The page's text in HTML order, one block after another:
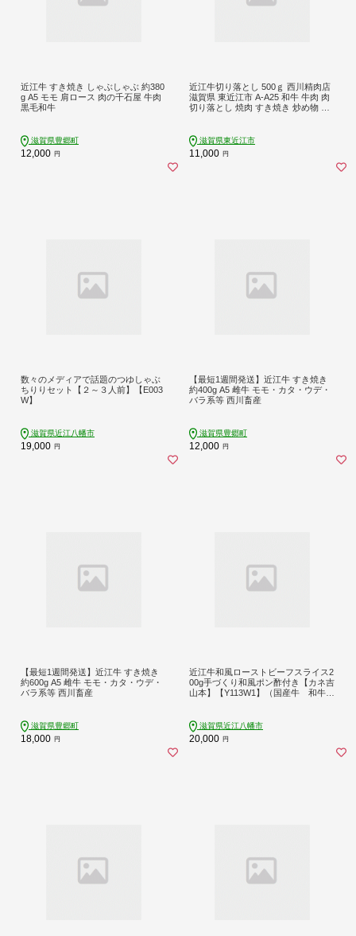
近江牛 すき焼き しゃぶしゃぶ 約380
g A5 モモ 肩ロース 肉の千石屋 牛肉
黒毛和牛
滋賀県豊郷町
12,000 円
近江牛切り落とし 500ｇ 西川精肉店
滋賀県 東近江市 A-A25 和牛 牛肉 肉
切り落とし 焼肉 すき焼き 炒め物 ギ
滋賀県東近江市
11,000 円
数々のメディアで話題のつゆしゃぶ
ちりりセット【２～３人前】【E003
W】
滋賀県近江八幡市
19,000 円
【最短1週間発送】近江牛 すき焼き
約400g A5 雌牛 モモ・カタ・ウデ・
バラ系等 西川畜産
滋賀県豊郷町
12,000 円
【最短1週間発送】近江牛 すき焼き
約600g A5 雌牛 モモ・カタ・ウデ・
バラ系等 西川畜産
滋賀県豊郷町
18,000 円
近江牛和風ローストビーフスライス2
00g手づくり和風ポン酢付き【カネ吉
山本】【Y113W1】（国産牛 和牛
め 神戸牛 松阪牛 に並ぶ 日本三大
和牛 近江牛）
滋賀県近江八幡市
20,000 円